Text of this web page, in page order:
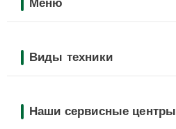
Меню
Виды техники
Наши сервисные центры